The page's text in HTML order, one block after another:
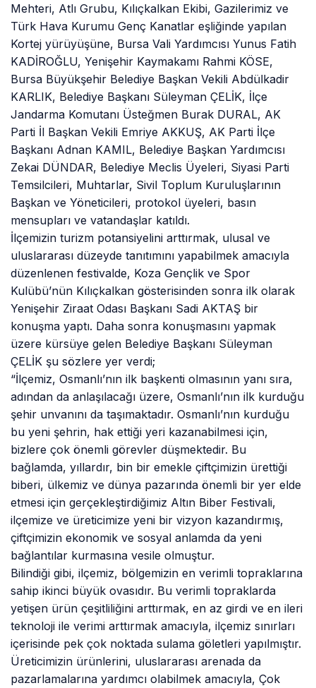
Mehteri, Atlı Grubu, Kılıçkalkan Ekibi, Gazilerimiz ve
Türk Hava Kurumu Genç Kanatlar eşliğinde yapılan
Kortej yürüyüşüne, Bursa Vali Yardımcısı Yunus Fatih
KADİROĞLU, Yenişehir Kaymakamı Rahmi KÖSE,
Bursa Büyükşehir Belediye Başkan Vekili Abdülkadir
KARLIK, Belediye Başkanı Süleyman ÇELİK, İlçe
Jandarma Komutanı Üsteğmen Burak DURAL, AK
Parti İl Başkan Vekili Emriye AKKUŞ, AK Parti İlçe
Başkanı Adnan KAMIL, Belediye Başkan Yardımcısı
Zekai DÜNDAR, Belediye Meclis Üyeleri, Siyasi Parti
Temsilcileri, Muhtarlar, Sivil Toplum Kuruluşlarının
Başkan ve Yöneticileri, protokol üyeleri, basın
mensupları ve vatandaşlar katıldı.
İlçemizin turizm potansiyelini arttırmak, ulusal ve
uluslararası düzeyde tanıtımını yapabilmek amacıyla
düzenlenen festivalde, Koza Gençlik ve Spor
Kulübü’nün Kılıçkalkan gösterisinden sonra ilk olarak
Yenişehir Ziraat Odası Başkanı Sadi AKTAŞ bir
konuşma yaptı. Daha sonra konuşmasını yapmak
üzere kürsüye gelen Belediye Başkanı Süleyman
ÇELİK şu sözlere yer verdi;
“İlçemiz, Osmanlı’nın ilk başkenti olmasının yanı sıra,
adından da anlaşılacağı üzere, Osmanlı’nın ilk kurduğu
şehir unvanını da taşımaktadır. Osmanlı’nın kurduğu
bu yeni şehrin, hak ettiği yeri kazanabilmesi için,
bizlere çok önemli görevler düşmektedir. Bu
bağlamda, yıllardır, bin bir emekle çiftçimizin ürettiği
biberi, ülkemiz ve dünya pazarında önemli bir yer elde
etmesi için gerçekleştirdiğimiz Altın Biber Festivali,
ilçemize ve üreticimize yeni bir vizyon kazandırmış,
çiftçimizin ekonomik ve sosyal anlamda da yeni
bağlantılar kurmasına vesile olmuştur.
Bilindiği gibi, ilçemiz, bölgemizin en verimli topraklarına
sahip ikinci büyük ovasıdır. Bu verimli topraklarda
yetişen ürün çeşitliliğini arttırmak, en az girdi ve en ileri
teknoloji ile verimi arttırmak amacıyla, ilçemiz sınırları
içerisinde pek çok noktada sulama göletleri yapılmıştır.
Üreticimizin ürünlerini, uluslararası arenada da
pazarlamalarına yardımcı olabilmek amacıyla, Çok